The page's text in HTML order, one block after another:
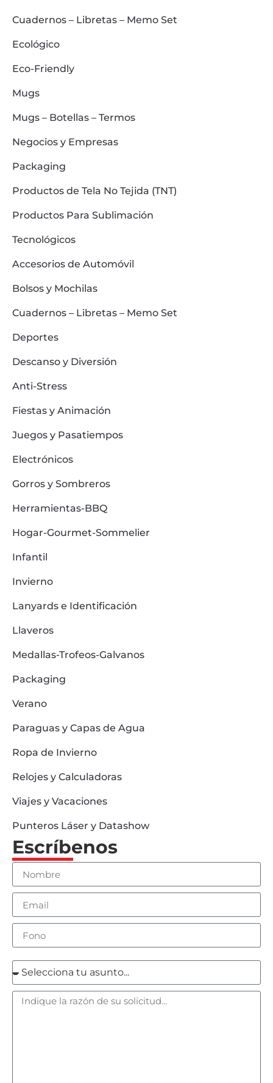
Cuadernos – Libretas – Memo Set
Ecológico
Eco-Friendly
Mugs
Mugs – Botellas – Termos
Negocios y Empresas
Packaging
Productos de Tela No Tejida (TNT)
Productos Para Sublimación
Tecnológicos
Accesorios de Automóvil
Bolsos y Mochilas
Cuadernos – Libretas – Memo Set
Deportes
Descanso y Diversión
Anti-Stress
Fiestas y Animación
Juegos y Pasatiempos
Electrónicos
Gorros y Sombreros
Herramientas-BBQ
Hogar-Gourmet-Sommelier
Infantil
Invierno
Lanyards e Identificación
Llaveros
Medallas-Trofeos-Galvanos
Packaging
Verano
Paraguas y Capas de Agua
Ropa de Invierno
Relojes y Calculadoras
Viajes y Vacaciones
Punteros Láser y Datashow
Escríbenos